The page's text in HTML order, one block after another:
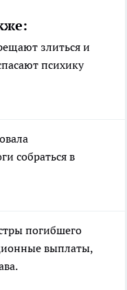
злиться и
психику
собраться в
погибшего
выплаты,